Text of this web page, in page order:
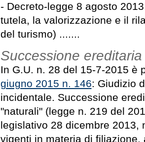
- Decreto-legge 8 agosto
tutela, la valorizzazione e il
del turismo) .......
Successione ereditaria
In G.U. n. 28 del 15-7-2015 è
giugno 2015 n. 146: Giudizio
incidentale. Successione
"naturali" (legge n. 219 del
legislativo 28 dicembre 2013,
vigenti in materia di